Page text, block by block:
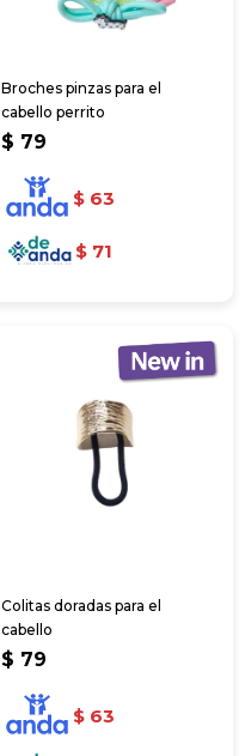
Broches pinzas para el
cabello perrito
$ 79
$ 63
$ 71
Colitas doradas para el
cabello
$ 79
$ 63